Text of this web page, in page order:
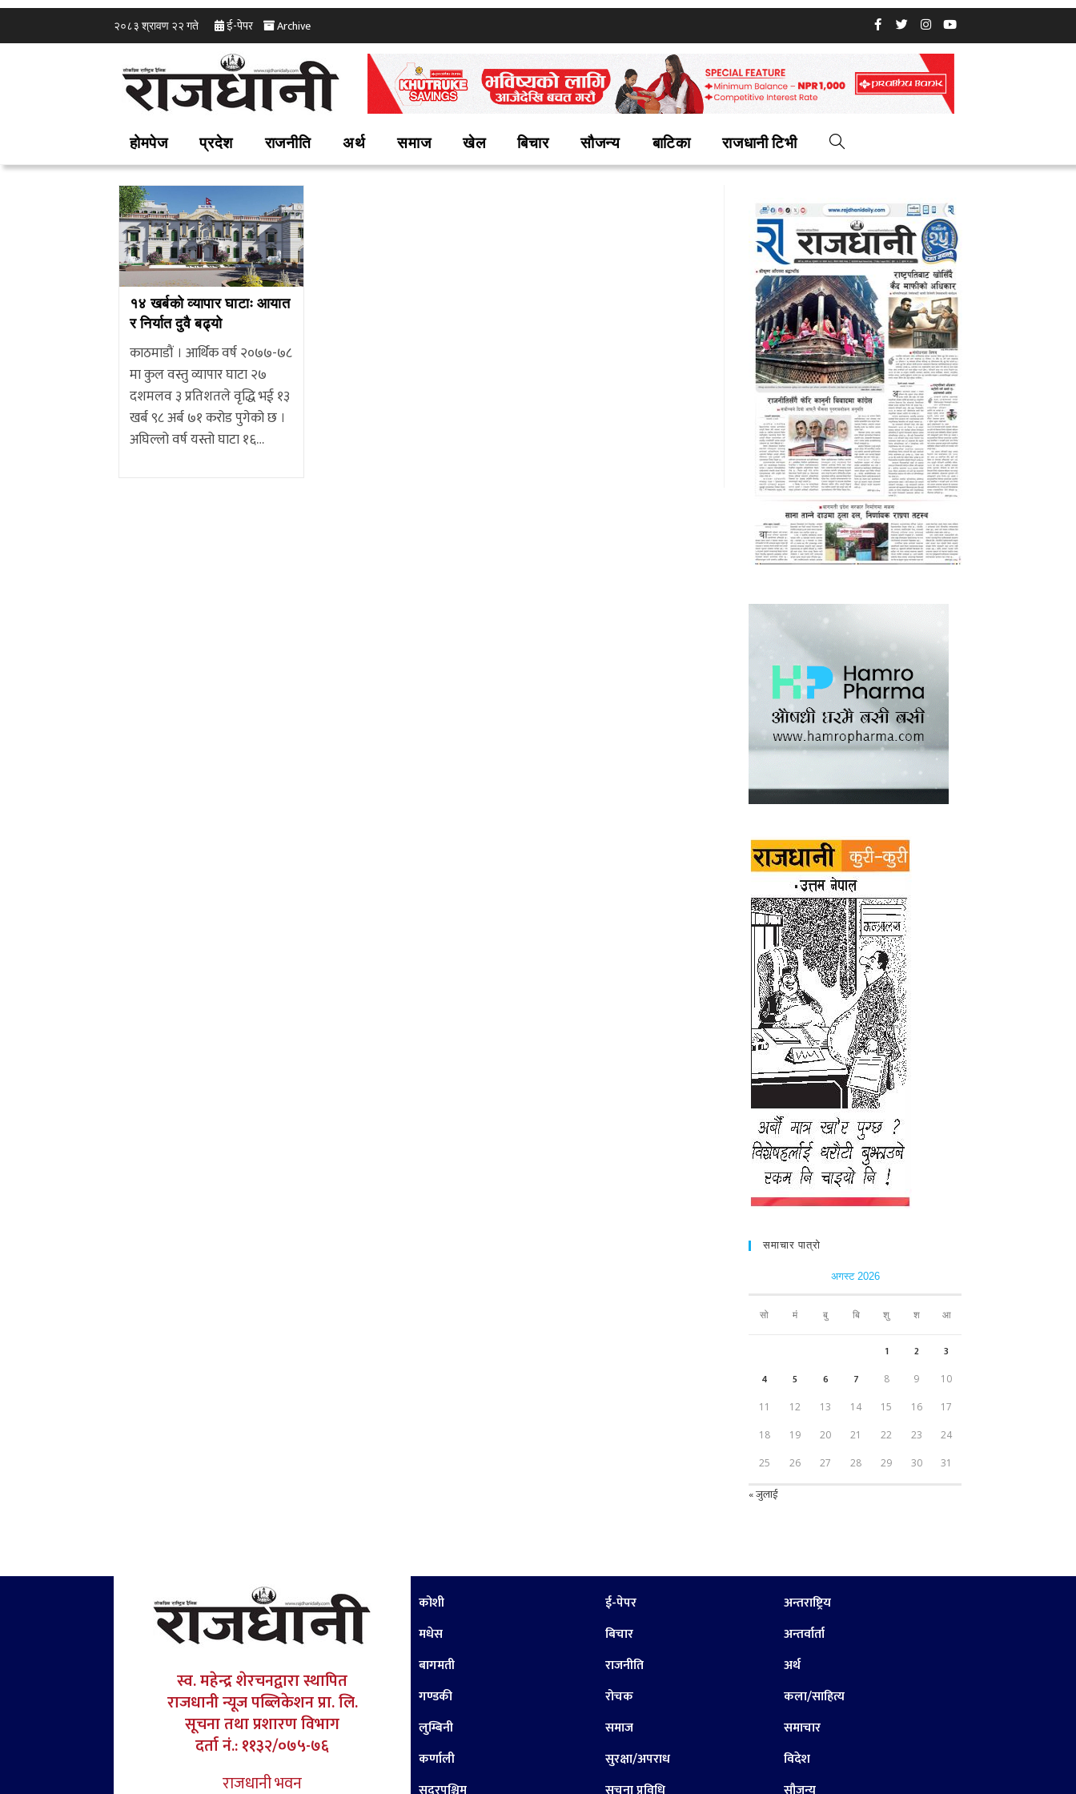
२०८३ श्रावण २२ गते ई-पेपर Archive
होमपेज प्रदेश राजनीति अर्थ समाज खेल बिचार सौजन्य बाटिका राजधानी टिभी
१४ खर्बको व्यापार घाटाः आयात
र निर्यात दुवै बढ्यो
काठमाडौं । आर्थिक वर्ष २०७७-७८
मा कुल वस्तु व्यापार घाटा २७
दशमलव ३ प्रतिशतले वृद्धि भई १३
खर्ब ९८ अर्ब ७१ करोड पुगेको छ ।
अघिल्लो वर्ष यस्तो घाटा १६…
समाचार पात्रो
अगस्ट 2026
सो मं बु बि शु श आ
1 2
3
4
5 6 7 8 9 10
11 12 13 14 15 16 17
18 19 20 21 22 23 24
25 26 27 28 29 30 31
« जुलाई
स्व. महेन्द्र शेरचनद्वारा स्थापित
राजधानी न्यूज पब्लिकेशन प्रा. लि.
सूचना तथा प्रशारण विभाग
दर्ता नं.: ११३२/०७५-७६
राजधानी भवन
कोशी
मधेस
बागमती
गण्डकी
लुम्बिनी
कर्णाली
ई-पेपर
बिचार
राजनीति
रोचक
समाज
सुरक्षा/अपराध
अन्तराष्ट्रिय
अन्तर्वार्ता
अर्थ
कला/साहित्य
समाचार
विदेश